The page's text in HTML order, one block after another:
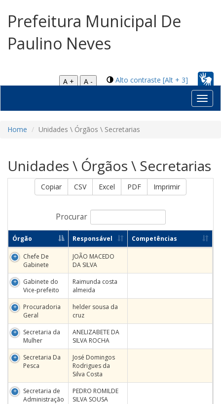
Prefeitura Municipal De
Paulino Neves
Alto contraste [Alt + 3]
A +
A -
Home Unidades \ Órgãos \ Secretarias
Unidades \ Órgãos \ Secretarias
Copiar CSV Excel PDF Imprimir
Procurar
Órgão Responsável Competências
Chefe De
Gabinete
JOÃO MACEDO
DA SILVA
Gabinete do
Vice-prefeito
Raimunda costa
almeida
Procuradoria
Geral
helder sousa da
cruz
Secretaria da
Mulher
ANELIZABETE DA
SILVA ROCHA
Secretaria Da
Pesca
José Domingos
Rodrigues da
Silva Costa
Secretaria de
Administração
PEDRO ROMILDE
SILVA SOUSA